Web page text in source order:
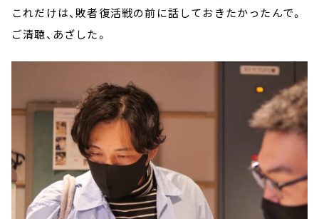
これだけは、敗者復活戦の前に話しておきたかったんで。
ご清聴、あざした。